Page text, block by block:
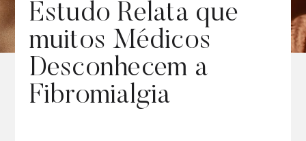
Estudo Relata que
muitos Médicos
Desconhecem a
Fibromialgia